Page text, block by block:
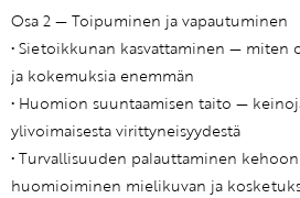
Osa 2 — Toipuminen ja vapautuminen
• Sietoikkunan kasvattaminen — miten
ja kokemuksia enemmän
• Huomion suuntaamisen taito —
ylivoimaisesta virittyneisyydestä
• Turvallisuuden palauttaminen
huomioiminen mielikuvan ja